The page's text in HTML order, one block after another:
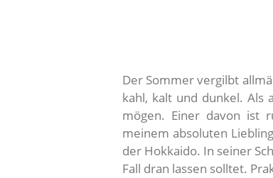
Der Sommer vergilbt
kahl, kalt und dunkel. Als
mögen. Einer davon ist
meinem absoluten
der Hokkaido. In seiner
Fall dran lassen solltet.